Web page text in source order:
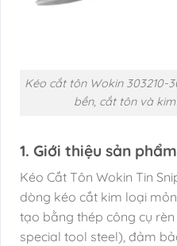
Kéo cắt tôn Wokin 303210-
bền, cắt tôn và
1. Giới thiệu sản phẩm
Kéo Cắt Tôn Wokin Tin
dòng kéo cắt kim loại
tạo bằng thép công cụ
special tool steel), đảm